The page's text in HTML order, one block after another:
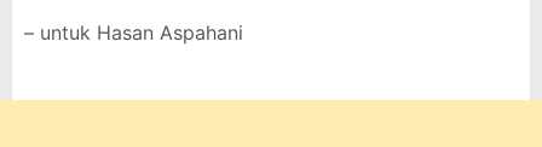
– untuk Hasan Aspahani